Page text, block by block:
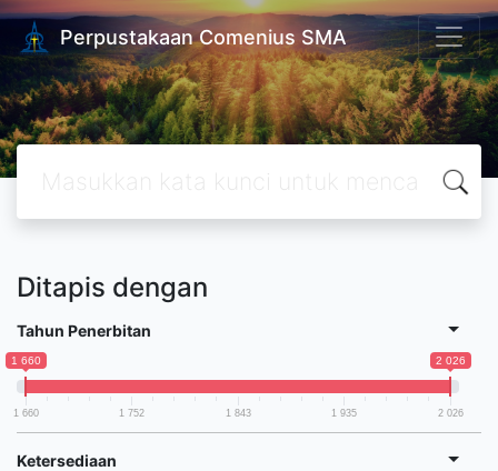
Perpustakaan Comenius SMA
Ditapis dengan
Tahun Penerbitan
1 660 2 026
1 660 1 752 1 843 1 935 2 026
Ketersediaan